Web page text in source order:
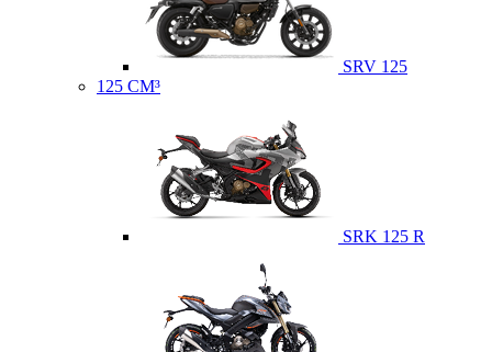
SRV 125
125 CM³
SRK 125 R